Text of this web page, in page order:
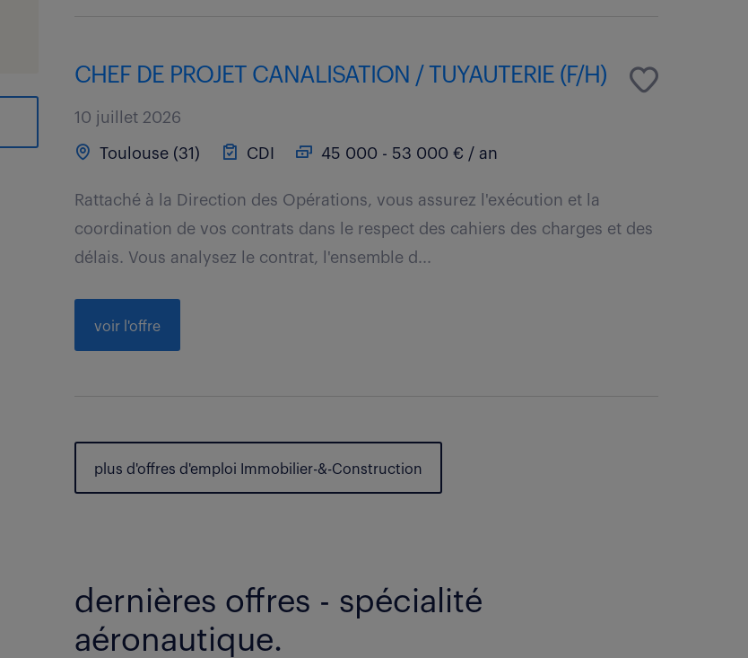
CHEF DE PROJET CANALISATION / TUYAUTERIE (F/H)
10 juillet 2026
Toulouse (31) CDI 45 000 - 53 000 € / an
Rattaché à la Direction des Opérations, vous assurez l'exécution et la
coordination de vos contrats dans le respect des cahiers des charges et des
délais. Vous analysez le contrat, l'ensemble d...
voir l'offre
plus d'offres d'emploi Immobilier-&-Construction
dernières offres - spécialité
aéronautique.